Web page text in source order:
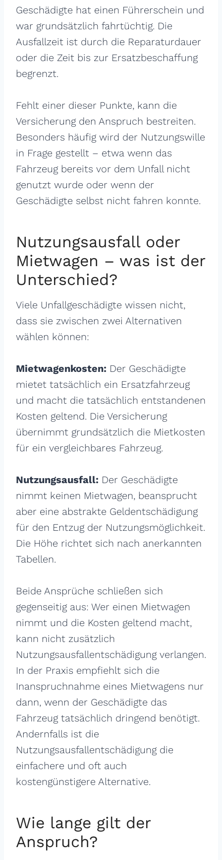
Geschädigte hat einen Führerschein und
war grundsätzlich fahrtüchtig. Die
Ausfallzeit ist durch die Reparaturdauer
oder die Zeit bis zur Ersatzbeschaffung
begrenzt.
Fehlt einer dieser Punkte, kann die
Versicherung den Anspruch bestreiten.
Besonders häufig wird der Nutzungswille
in Frage gestellt – etwa wenn das
Fahrzeug bereits vor dem Unfall nicht
genutzt wurde oder wenn der
Geschädigte selbst nicht fahren konnte.
Nutzungsausfall oder
Mietwagen – was ist der
Unterschied?
Viele Unfallgeschädigte wissen nicht,
dass sie zwischen zwei Alternativen
wählen können:
Mietwagenkosten: Der Geschädigte
mietet tatsächlich ein Ersatzfahrzeug
und macht die tatsächlich entstandenen
Kosten geltend. Die Versicherung
übernimmt grundsätzlich die Mietkosten
für ein vergleichbares Fahrzeug.
Nutzungsausfall: Der Geschädigte
nimmt keinen Mietwagen, beansprucht
aber eine abstrakte Geldentschädigung
für den Entzug der Nutzungsmöglichkeit.
Die Höhe richtet sich nach anerkannten
Tabellen.
Beide Ansprüche schließen sich
gegenseitig aus: Wer einen Mietwagen
nimmt und die Kosten geltend macht,
kann nicht zusätzlich
Nutzungsausfallentschädigung verlangen.
In der Praxis empfiehlt sich die
Inanspruchnahme eines Mietwagens nur
dann, wenn der Geschädigte das
Fahrzeug tatsächlich dringend benötigt.
Andernfalls ist die
Nutzungsausfallentschädigung die
einfachere und oft auch
kostengünstigere Alternative.
Wie lange gilt der
Anspruch?